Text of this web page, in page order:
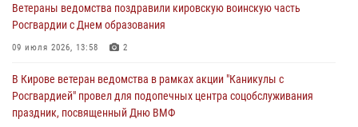
03 августа 2026, 09:01
В Кирове росгвардейцы и ветераны ведомства приняли участие в
03 августа 2026, 08:45
В Кирове росгвардейцы задержали подозреваемого в краже из
Ветераны ведомства поздравили кировскую воинскую часть
Росгвардии с Днем образования
09 июля 2026, 13:58 2
В Кирове ветеран ведомства в рамках акции "Каникулы с
Росгвардией" провел для подопечных центра соцобслуживания
праздник, посвященный Дню ВМФ